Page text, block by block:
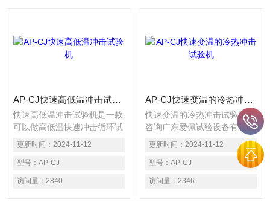
AP-CJ快速高低温冲击试验机
快速高低温冲击试验机是一款
可以做高低温快速冲击循环试
验的设备。是工业产品金属、
照明、橡胶、光电、塑料、触
摸屏、电子等产品材料行业需
要的温度破坏型测试设备。
更新时间： 2024-11-12
型号： AP-CJ
访问量： 2840
AP-CJ快速变温的冷热冲击试验机
快速变温的冷热冲击试验机可
咨询广东爱佩试验设备有限公
司定制或者购买标准规格的设
备。爱佩科技是模拟环境与可
靠性试验设备的专业制造厂
商,具有丰富的环境试验行业
配备经验,拥有*的机械加工设
更新时间： 2024-11-12
型号： AP-CJ
访问量： 2346